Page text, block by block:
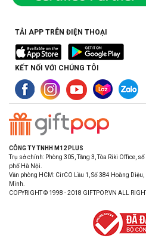
TẢI APP TRÊN ĐIỆN THOẠI
KẾT NỐI VỚI CHÚNG TÔI
CÔNG TY TNHH M12 PLUS
Trụ sở chính: Phòng 305, Tầng 3, Tòa Riki Office,
phố Hà Nội.
Văn phòng HCM: CirCO Lầu 1, Số 384 Hoàng
Minh.
COPYRIGHT © 1998 - 2018 GIFTPOP.VN ALL